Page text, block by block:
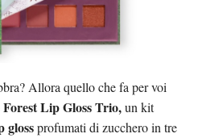
Allora quello che fa per voi
Lip Gloss Trio,un kit
glossprofumati di zucchero in tre